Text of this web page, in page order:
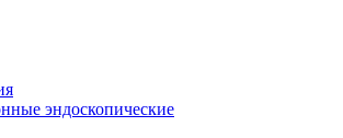
эндоскопические